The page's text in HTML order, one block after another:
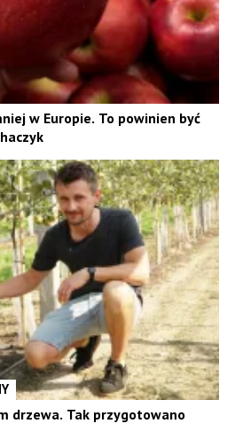
w Europie. To powinien być
drzewa. Tak przygotowano